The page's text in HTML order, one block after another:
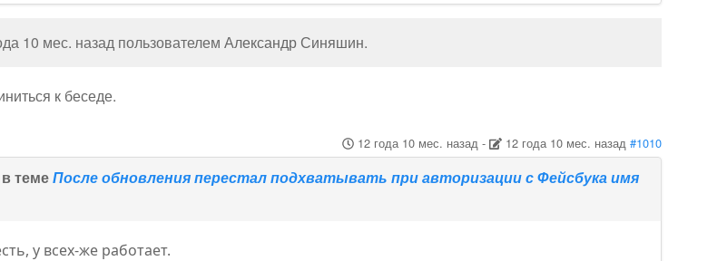
10 мес. назад пользователемАлександр Синяшин.
к беседе.
12 года 10 мес. назад- 12 года 10 мес. назад #1010
в темеПосле обновления перестал подхватывать при авторизации с Фейсбука имя
у всех-же работает.